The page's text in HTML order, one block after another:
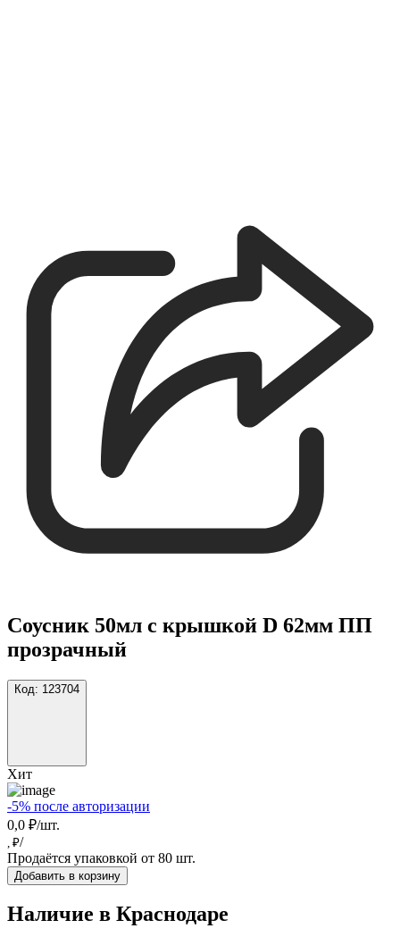
Соусник 50мл с крышкой D 62мм ПП
прозрачный
Код: 123704
Хит
-5% после авторизации
0,0 ₽/шт.
, ₽/
Продаётся упаковкой от 80 шт.
Добавить в корзину
Наличие в Краснодарe